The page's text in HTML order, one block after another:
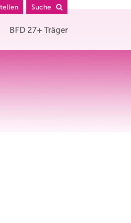
Suche
BFD 27+ Träger